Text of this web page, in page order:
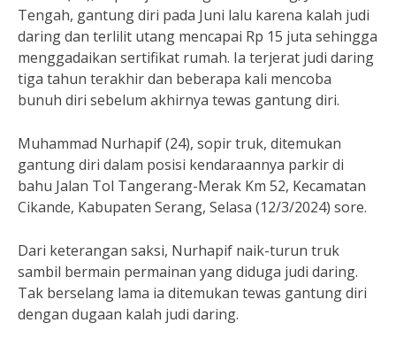
Tengah, gantung diri pada Juni lalu karena kalah judi
daring dan terlilit utang mencapai Rp 15 juta sehingga
menggadaikan sertifikat rumah. Ia terjerat judi daring
tiga tahun terakhir dan beberapa kali mencoba
bunuh diri sebelum akhirnya tewas gantung diri.
Muhammad Nurhapif (24), sopir truk, ditemukan
gantung diri dalam posisi kendaraannya parkir di
bahu Jalan Tol Tangerang-Merak Km 52, Kecamatan
Cikande, Kabupaten Serang, Selasa (12/3/2024) sore.
Dari keterangan saksi, Nurhapif naik-turun truk
sambil bermain permainan yang diduga judi daring.
Tak berselang lama ia ditemukan tewas gantung diri
dengan dugaan kalah judi daring.